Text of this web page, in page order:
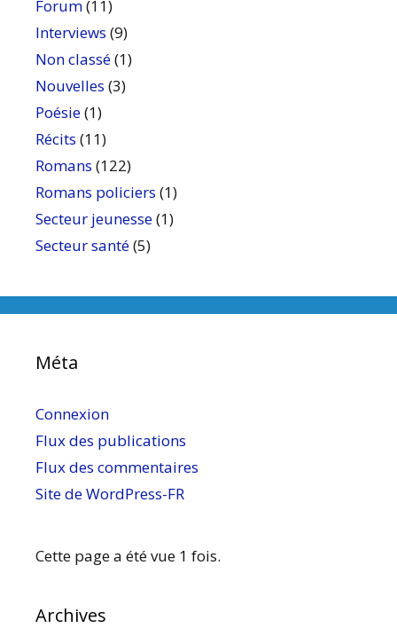
Forum(11)
Interviews (9)
Non classé(1)
Nouvelles (3)
Poésie(1)
Récits (11)
Romans (122)
Romans policiers (1)
Secteur jeunesse(1)
Secteur santé(5)
Méta
Connexion
Flux des publications
Flux des commentaires
Site de WordPress-FR
Cette page a été vue 1 fois.
Archives